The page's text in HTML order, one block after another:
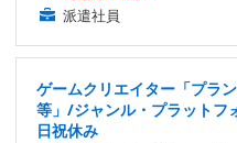
派遣社員
ゲームクリエイター「プラ
等」/ジャンル・プラット
日祝休み